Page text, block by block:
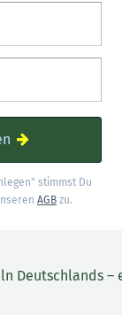
stimmst Du
AGB zu.
Deutschlands